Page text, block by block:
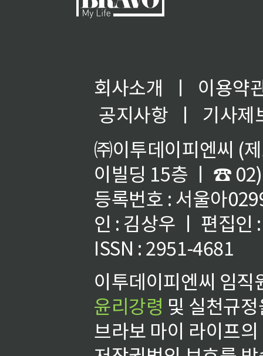
회사소개 ㅣ
이용약
공지사항
ㅣ
기사제
㈜이투데이피엔씨 (
이빌딩 15층 ㅣ ☎
등록번호 : 서울아
인 : 김상우 ㅣ 편집인
ISSN : 2951-4681
이투데이피엔씨 임
윤리강령 및 실천규
브라보 마이 라이프